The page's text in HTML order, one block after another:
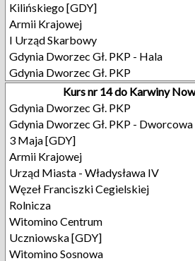
Kilińskiego [GDY]
Armii Krajowej
I Urząd Skarbowy
Gdynia Dworzec Gł. PKP - Hala
Gdynia Dworzec Gł. PKP
Kurs nr 14 do Karwiny
Gdynia Dworzec Gł. PKP
Gdynia Dworzec Gł. PKP - Dworcowa
3 Maja [GDY]
Armii Krajowej
Urząd Miasta - Władysława IV
Węzeł Franciszki Cegielskiej
Rolnicza
Witomino Centrum
Uczniowska [GDY]
Witomino Sosnowa